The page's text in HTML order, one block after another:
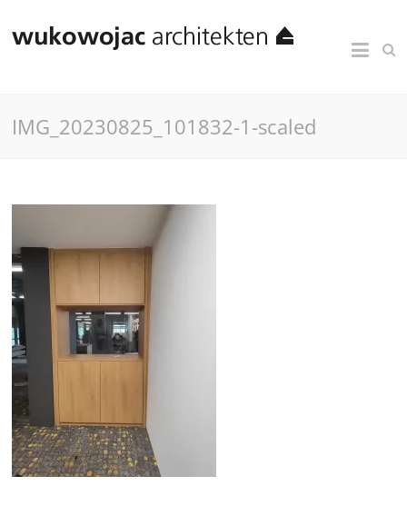
IMG_20230825_101832-1-scaled